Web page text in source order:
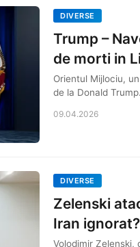
DIVERSE
Trump –
de morti in
Orientul Mijlociu,
de la Donald
09.04.2026
DIVERSE
Zelenski
Iran
Volodimir